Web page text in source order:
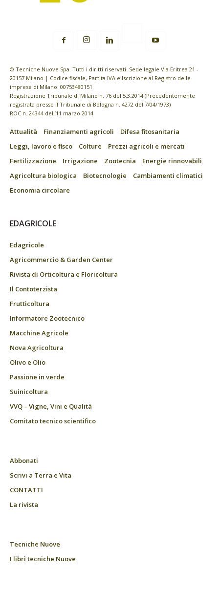
© Tecniche Nuove Spa. Tutti i diritti riservati. Sede legale Via Eritrea 21 -
20157 Milano | Codice fiscale, Partita IVA e Iscrizione al Registro delle
imprese di Milano: 00753480151
Registrazione Tribunale di Milano n. 76 del 5.3.2014 (Precedentemente
registrata presso il Tribunale di Bologna n. 4272 del 7/04/1973)
ROC n. 24344 dell’11 marzo 2014
Attualità Finanziamenti agricoli
Difesa fitosanitaria
Leggi, lavoro e fisco
Colture
Prezzi agricoli e mercati
Fertilizzazione
Irrigazione Zootecnia
Energie rinnovabili
Agricoltura biologica
Biotecnologie
Cambiamenti climatici
Economia circolare
EDAGRICOLE
Edagricole
Agricommercio & Garden Center
Rivista di Orticoltura e Floricoltura
Il Contoterzista
Frutticoltura
Informatore Zootecnico
Macchine Agricole
Nova Agricoltura
Olivo e Olio
Passione in verde
Suinicoltura
VVQ – Vigne, Vini e Qualità
Comitato tecnico scientifico
Abbonati
Scrivi a Terra e Vita
CONTATTI
La rivista
Tecniche Nuove
I libri tecniche Nuove